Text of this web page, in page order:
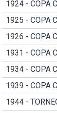
1924 - COPA
1925 - COPA
1926 - COPA
1931 - COPA
1934 - COPA
1939 - COPA
1944 -